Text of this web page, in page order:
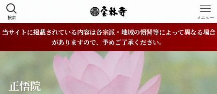
検索 メニュー
当サイトに掲載されている内容は各宗派・地域の慣習等によって異なる場合
がありますので、予めご了承ください。
正悟院